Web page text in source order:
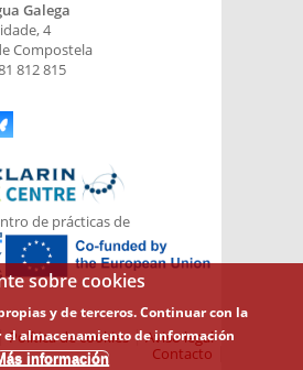
Galega
4
Compostela
812 815
sends e-mail)
de prácticas de
Aviso legal
Política de cookies
Contacto
sobre cookies
y de terceros. Continuar con la
el almacenamiento de información
información